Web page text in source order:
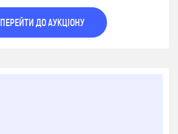
ПЕРЕЙТИ ДО АУКЦІОНУ